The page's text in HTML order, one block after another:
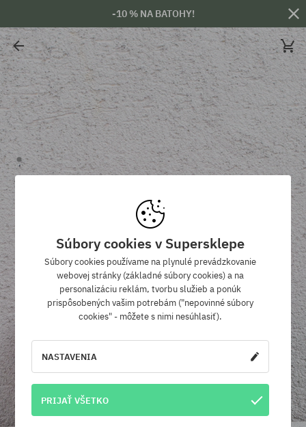
-10 % NA BATOHY!
Súbory cookies v Supersklepe
Súbory cookies používame na plynulé prevádzkovanie
webovej stránky (základné súbory cookies) a na
personalizáciu reklám, tvorbu služieb a ponúk
prispôsobených vašim potrebám ("nepovinné súbory
cookies" - môžete s nimi nesúhlasiť).
NASTAVENIA
PRIJAŤ VŠETKO